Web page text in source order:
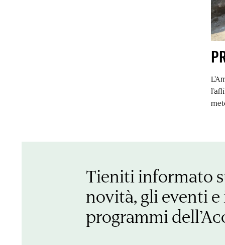
Tieniti informato
novità, gli eventi e
programmi